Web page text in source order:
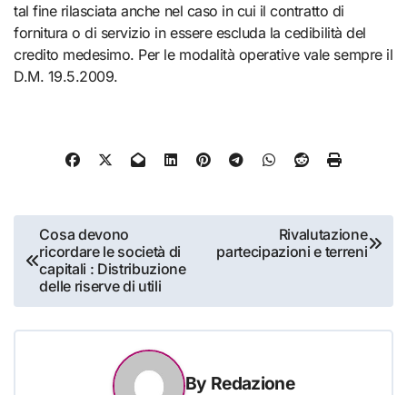
tal fine rilasciata anche nel caso in cui il contratto di
fornitura o di servizio in essere escluda la cedibilità del
credito medesimo. Per le modalità operative vale sempre il
D.M. 19.5.2009.
Navigazione
articoli
Cosa devono
ricordare le società di
capitali : Distribuzione
delle riserve di utili
Rivalutazione
partecipazioni e terreni
By Redazione